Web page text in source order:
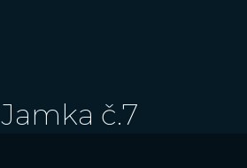
Jamka č.7